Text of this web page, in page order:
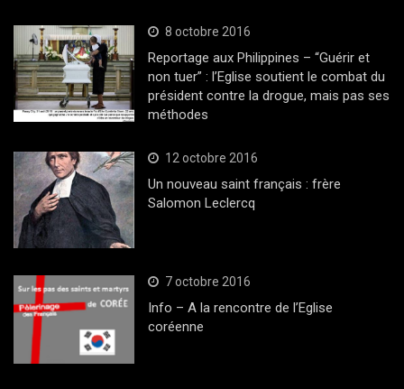
8 octobre 2016
Reportage aux Philippines – “Guérir et
non tuer” : l’Eglise soutient le combat du
président contre la drogue, mais pas ses
méthodes
12 octobre 2016
Un nouveau saint français : frère
Salomon Leclercq
7 octobre 2016
Info – A la rencontre de l’Eglise
coréenne